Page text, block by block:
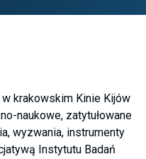
krakowskim Kinie Kijów
naukowe, zatytułowane
wyzwania, instrumenty
Instytutu Badań